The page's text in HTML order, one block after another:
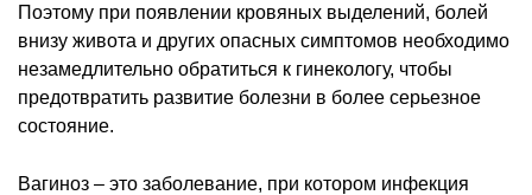
Поэтому при появлении кровяных выделений, болей
внизу живота и других опасных симптомов необходимо
незамедлительно обратиться к гинекологу, чтобы
предотвратить развитие болезни в более серьезное
состояние.
Вагиноз – это заболевание, при котором инфекция